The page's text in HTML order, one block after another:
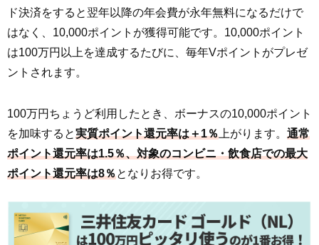
ド決済をすると翌年以降の年会費が永年無料になるだけで
はなく、10,000ポイントが獲得可能です。10,000ポイント
は100万円以上を達成するたびに、毎年Vポイントがプレゼ
ントされます。
100万円ちょうど利用したとき、ボーナスの10,000ポイント
を加味すると実質ポイント還元率は＋1％ 上がります。 通常
ポイント還元率は1.5％、対象のコンビニ・飲食店での最大
ポイント還元率は8％となりお得です。